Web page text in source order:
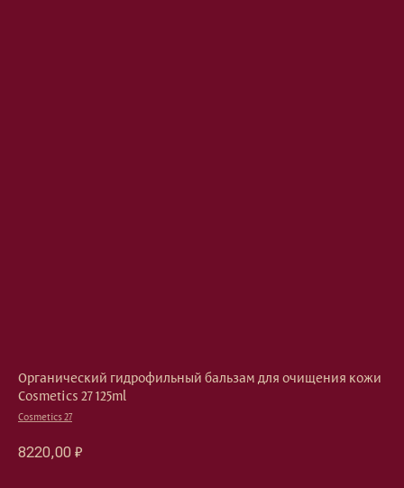
Органический гидрофильный бальзам для очищения кожи
Cosmetics 27 125ml
Cosmetics 27
8220,00 ₽